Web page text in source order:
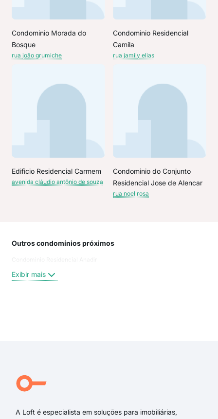
Condominio Morada do
Bosque
rua joão grumiche
Condominio Residencial
Camila
rua jamily elias
Edificio Residencial Carmem
avenida cláudio antônio de souza
Condominio do Conjunto
Residencial Jose de Alencar
rua noel rosa
Outros condomínios próximos
Condominio Residencial Anadir
Exibir mais
A Loft é especialista em soluções para imobiliárias,